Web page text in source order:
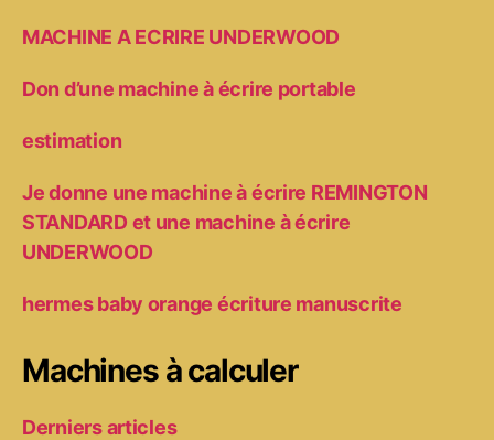
MACHINE A ECRIRE UNDERWOOD
Don d’une machine à écrire portable
estimation
Je donne une machine à écrire REMINGTON
STANDARD et une machine à écrire
UNDERWOOD
hermes baby orange écriture manuscrite
Machines à calculer
Derniers articles